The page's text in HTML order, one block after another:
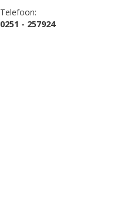
Telefoon:
0251 - 257924